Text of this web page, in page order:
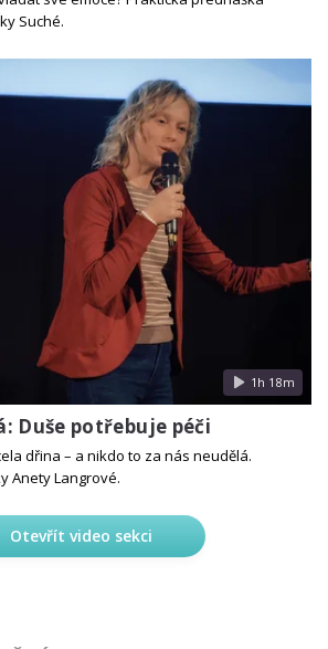
Suché.
1h 18m
Duše potřebuje péči
dřina – a nikdo to za nás neudělá.
Anety Langrové.
Otevřít video sekci